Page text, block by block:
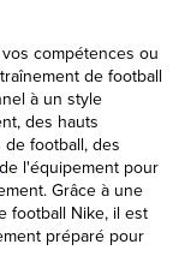
compétences ou
de football
à un style
des hauts
football, des
l'équipement pour
Grâce à une
football Nike, il est
préparé pour